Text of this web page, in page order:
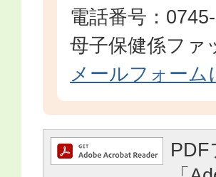
電話番号：
母子保健係ファ
メールフォー
PDF